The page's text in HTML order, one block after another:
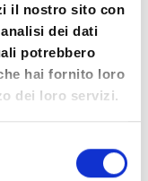
il nostro sito con
dei dati
potrebbero
hai fornito loro
dei loro servizi.
e
di